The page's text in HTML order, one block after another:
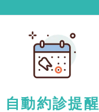
自動約診提醒